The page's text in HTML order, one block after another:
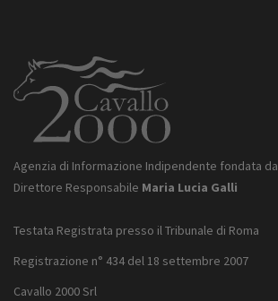
Agenzia di Informazione Indipendente fondata da
Direttore Responsabile Maria Lucia Galli
Testata Registrata presso il Tribunale di Roma
Registrazione n° 434 del 18 settembre 2007
Cavallo 2000 Srl